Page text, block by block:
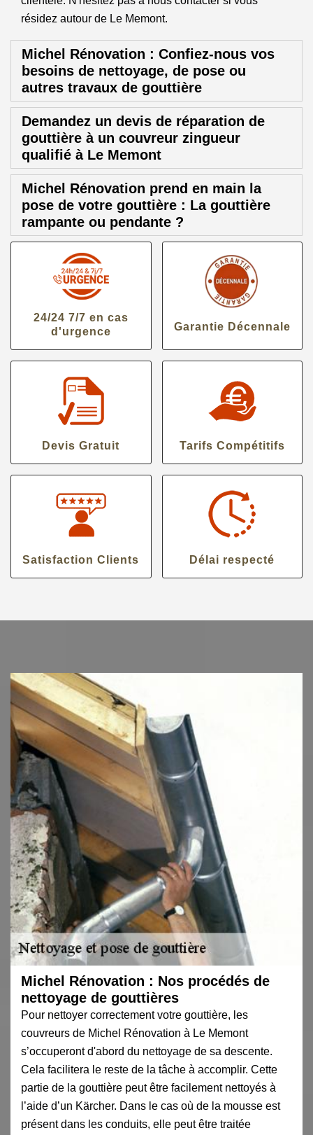
résidez autour de Le Memont.
Michel Rénovation : Confiez-nous vos
besoins de nettoyage, de pose ou
autres travaux de gouttière
Demandez un devis de réparation de
gouttière à un couvreur zingueur
qualifié à Le Memont
Michel Rénovation prend en main la
pose de votre gouttière : La gouttière
rampante ou pendante ?
24/24 7/7 en cas
d'urgence
Garantie Décennale
Devis Gratuit Tarifs Compétitifs
Satisfaction Clients Délai respecté
Michel Rénovation : Nos procédés de
nettoyage de gouttières
Pour nettoyer correctement votre gouttière, les
couvreurs de Michel Rénovation à Le Memont
s’occuperont d'abord du nettoyage de sa descente.
Cela facilitera le reste de la tâche à accomplir. Cette
partie de la gouttière peut être facilement nettoyés à
l’aide d’un Kärcher. Dans le cas où de la mousse est
présent dans les conduits, elle peut être traitée